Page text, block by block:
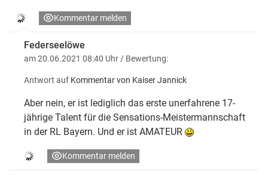
Kommentar melden
Federseelöwe
am 20.06.2021 08:40 Uhr / Bewertung:
Antwort auf Kommentar von Kaiser Jannick
Aber nein, er ist lediglich das erste unerfahrene 17-
jährige Talent für die Sensations-Meistermannschaft
in der RL Bayern. Und er ist AMATEUR
Kommentar melden